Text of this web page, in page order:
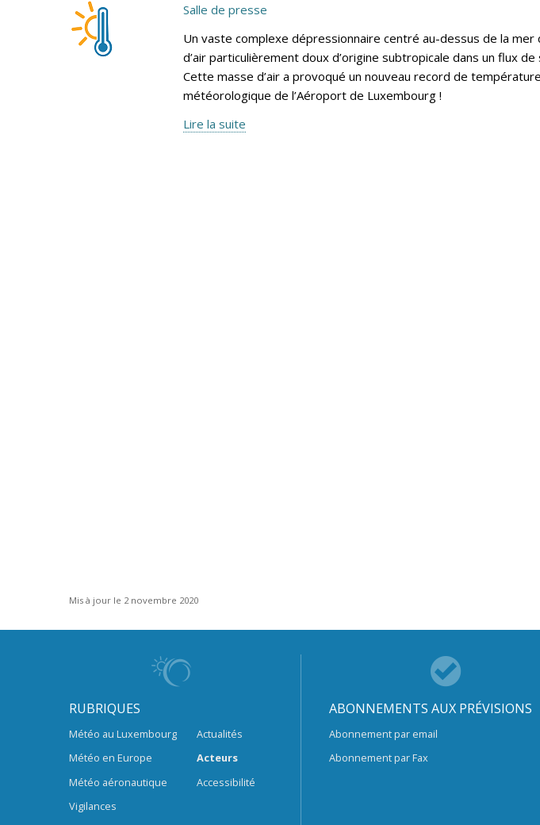
Salle de presse
Un vaste complexe dépressionnaire centré au-dessus de la
d’air particulièrement doux d’origine subtropicale dans un flux
Cette masse d’air a provoqué un nouveau record de
météorologique de l’Aéroport de Luxembourg !
Lire la suite
Mis à jour le 2 novembre 2020
RUBRIQUES
Météo au Luxembourg
Météo en Europe
Météo aéronautique
Vigilances
Actualités
Acteurs
Accessibilité
ABONNEMENTS AUX PRÉVISIONS
Abonnement par email
Abonnement par Fax